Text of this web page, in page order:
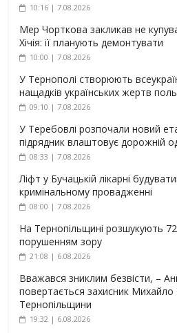
10:16 | 7.08.2026
Мер Чорткова закликав не
Хічія: її планують демонтувати
10:00 | 7.08.2026
У Тернополі створюють
нащадків українських жертв
09:10 | 7.08.2026
У Теребовлі розпочали новий
підрядник влаштовує дорожній
08:33 | 7.08.2026
Ліфт у Бучацькій лікарні
кримінальному провадженні
08:00 | 7.08.2026
На Тернопільщині розшукують
порушенням зору
21:08 | 6.08.2026
Вважався зниклим безвісти, –
повертається захисник
Тернопільщини
19:32 | 6.08.2026